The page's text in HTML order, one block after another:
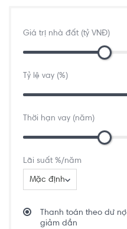
Giá trị nhà đất (tỷ VNĐ)
Tỷ lệ vay (%)
Thời hạn vay (năm)
Lãi suất %/năm
Mặc định
Thanh toán theo dư nợ
giảm dần